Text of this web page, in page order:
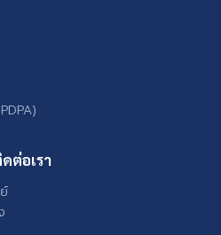
ต่อเรา